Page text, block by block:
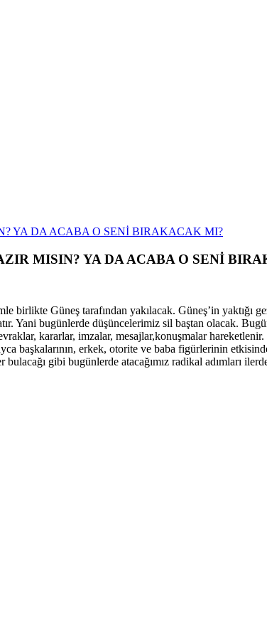
MISIN? YA DA ACABA O SENİ
Güneş tarafından yakılacak. Güneş’in yaktığı
Yani bugünlerde düşüncelerimiz sil baştan olacak.
kararlar, imzalar, mesajlar,konuşmalar
başkalarının, erkek, otorite ve baba figürlerinin
gibi bugünlerde atacağımız radikal adımları